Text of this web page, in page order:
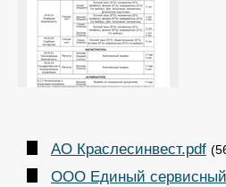
АО Краслесинвест.pdf
ООО Единый сервисный